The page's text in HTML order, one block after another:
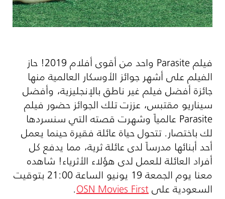
فيلمParasite واحد من أقوى أفلام 2019! حاز
الفيلم على أشهر جوائز الأوسكار العالمية منها
جائزة أفضل فيلم غير ناطق بالإنجليزية، وأفضل
سيناريو مقتبس، عززت تلك الجوائز حضور فيلم
Parasite عالمياً وشهرت قصته التي سنسردها
لك باختصار. تتحول حياة عائلة فقيرة حينما يعمل
أحد أبنائها مدرساً لدى عائلة ثرية، مما يدفع كل
أفراد العائلة للعمل لدى هؤلاء الأثرياء! شاهده
معنا يوم الجمعة 19 يونيو الساعة 21:00 بتوقيت
السعودية علىOSN Movies First
.